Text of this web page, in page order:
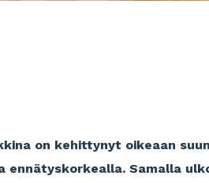
on kehittynyt oikeaan
ennätyskorkealla. Samalla